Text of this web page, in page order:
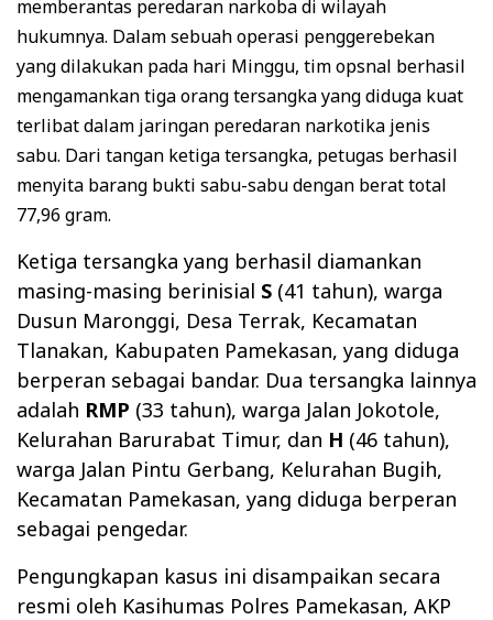
memberantas peredaran narkoba di wilayah
hukumnya. Dalam sebuah operasi penggerebekan
yang dilakukan pada hari Minggu, tim opsnal berhasil
mengamankan tiga orang tersangka yang diduga kuat
terlibat dalam jaringan peredaran narkotika jenis
sabu. Dari tangan ketiga tersangka, petugas berhasil
menyita barang bukti sabu-sabu dengan berat total
77,96 gram.
Ketiga tersangka yang berhasil diamankan
masing-masing berinisial S (41 tahun), warga
Dusun Maronggi, Desa Terrak, Kecamatan
Tlanakan, Kabupaten Pamekasan, yang diduga
berperan sebagai bandar. Dua tersangka lainnya
adalah RMP (33 tahun), warga Jalan Jokotole,
Kelurahan Barurabat Timur, dan H (46 tahun),
warga Jalan Pintu Gerbang, Kelurahan Bugih,
Kecamatan Pamekasan, yang diduga berperan
sebagai pengedar.
Pengungkapan kasus ini disampaikan secara
resmi oleh Kasihumas Polres Pamekasan, AKP